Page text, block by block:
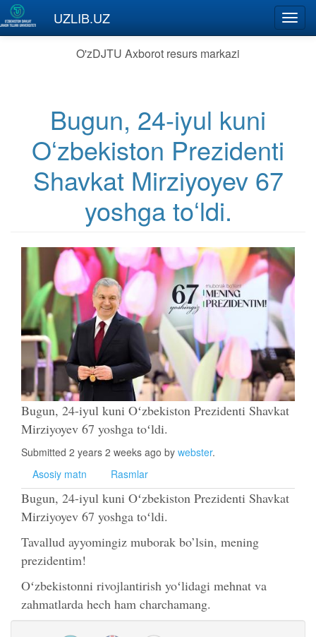
Skip to main content
UZLIB.UZ
O'zDJTU Axborot resurs markazi
Bugun, 24-iyul kuni
Oʻzbekiston Prezidenti
Shavkat Mirziyoyev 67
yoshga toʻldi.
Bugun, 24-iyul kuni Oʻzbekiston Prezidenti Shavkat
Mirziyoyev 67 yoshga toʻldi.
Submitted 2 years 2 weeks ago by webster.
Asosiy matn
Rasmlar
Bugun, 24-iyul kuni Oʻzbekiston Prezidenti Shavkat
Mirziyoyev 67 yoshga toʻldi.
Tavallud ayyomingiz muborak bo’lsin, mening
prezidentim!
Oʻzbekistonni rivojlantirish yoʻlidagi mehnat va
zahmatlarda hech ham charchamang.